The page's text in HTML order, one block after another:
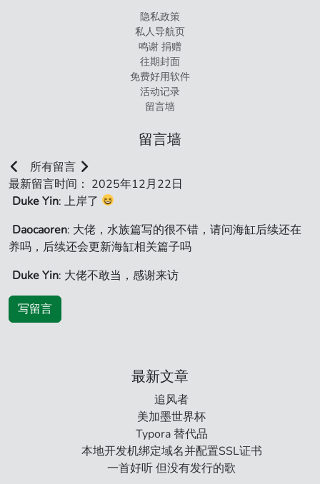
隐私政策
私人导航页
鸣谢 捐赠
往期封面
免费好用软件
活动记录
留言墙
留言墙
所有留言
最新留言时间： 2025年12月22日
Duke Yin: 上岸了
Daocaoren: 大佬，水族篇写的很不错，请问海缸后续还在
养吗，后续还会更新海缸相关篇子吗
Duke Yin: 大佬不敢当，感谢来访
写留言
最新文章
追风者
美加墨世界杯
Typora 替代品
本地开发机绑定域名并配置SSL证书
一首好听 但没有发行的歌